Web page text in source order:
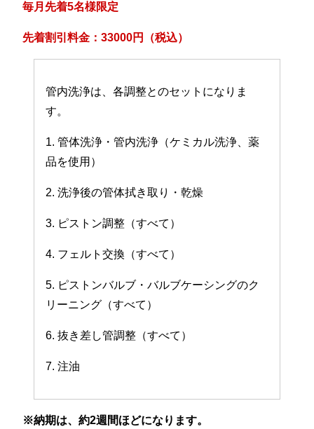
毎月先着5名様限定
先着割引料金：33000円（税込）
管内洗浄は、各調整とのセットになりま
す。
1. 管体洗浄・管内洗浄（ケミカル洗浄、薬
品を使用）
2. 洗浄後の管体拭き取り・乾燥
3. ピストン調整（すべて）
4. フェルト交換（すべて）
5. ピストンバルブ・バルブケーシングのク
リーニング（すべて）
6. 抜き差し管調整（すべて）
7. 注油
※納期は、約2週間ほどになります。